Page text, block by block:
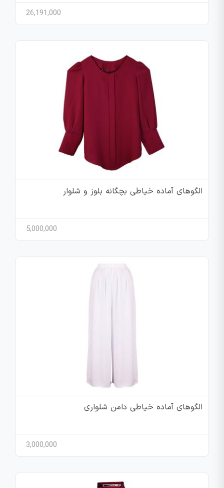
26,191,000
الگوهای آماده خیاطی بچگانه بلوز و شلوار
5,000,000
الگوهای آماده خیاطی دامن شلواری
3,000,000